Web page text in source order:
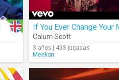
If You Ever Change Your
Calum Scott
3 años | 493 jugadas
Meekon